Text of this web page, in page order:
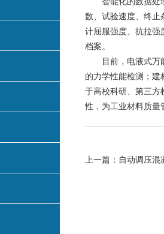
数、试验速度、终止
计屈服强度、抗拉强
档案。
目前，电液式万能
的力学性能检测；建
于高校科研、第三方
性，为工业材料质量
上一篇： 自动调压混